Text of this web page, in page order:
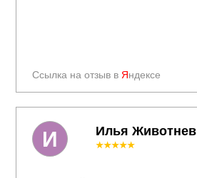
Ссылка на отзыв в Яндексе
Илья Животнев
★★★★★
И